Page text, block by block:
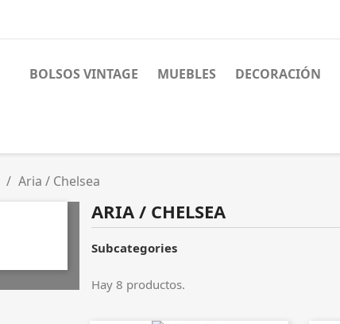
BOLSOS VINTAGE MUEBLES DECORACIÓN
Aria / Chelsea
ARIA / CHELSEA
Subcategories
Hay 8 productos.